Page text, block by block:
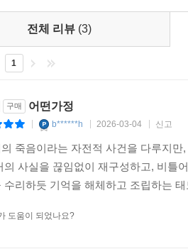
전체 리뷰 (3)
1
구매 어떤가정
b******h 2026-03-04 신고
죽음이라는 자전적 사건을 다루지
의 사실을 끊임없이 재구성하고, 비틀
수리하듯 기억을 해체하고 조립하는
도움이 되었나요?